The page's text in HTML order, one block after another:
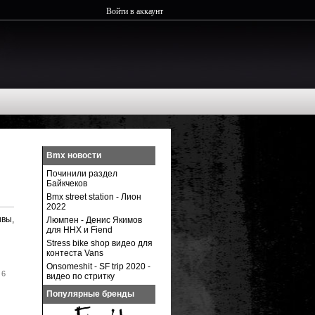
Войти в аккаунт
Bmx новости
Починили раздел
Байкчеков
Bmx street station - Лион
2022
Люмпен - Денис Якимов
для ННХ и Fiend
Stress bike shop видео для
контеста Vans
Onsomeshit - SF trip 2020 -
видео по стритку
Популярные бренды